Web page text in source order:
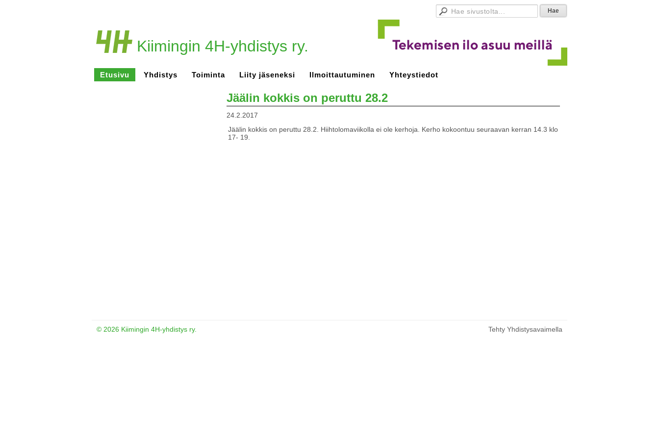
Kiimingin 4H-yhdistys ry.
Etusivu Yhdistys Toiminta Liity jäseneksi Ilmoittautuminen Yhteystiedot
Jäälin kokkis on peruttu 28.2
24.2.2017
Jäälin kokkis on peruttu 28.2. Hiihtolomaviikolla ei ole kerhoja. Kerho kokoontuu seuraavan kerran 14.3 klo
17- 19.
Tehty Yhdistysavaimella
© 2026 Kiimingin 4H-yhdistys ry.